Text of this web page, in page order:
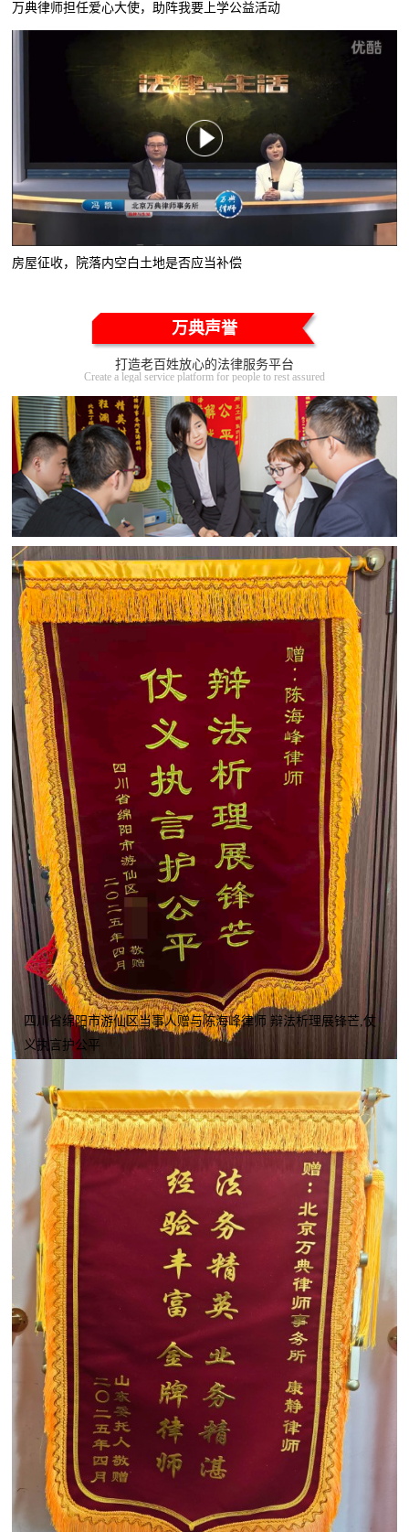
万典律师担任爱心大使，助阵我要上学公益活动
房屋征收，院落内空白土地是否应当补偿
万典声誉
打造老百姓放心的法律服务平台
Create a legal service platform for people to rest assured
四川省绵阳市游仙区当事人赠与陈海峰律师 辩法析理展锋芒,仗
义执言护公平